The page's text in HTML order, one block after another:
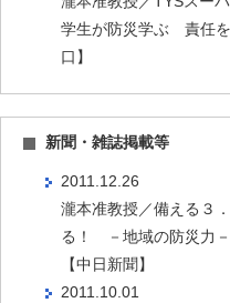
学生が防災学ぶ 責任
口】
新聞・雑誌掲載等
2011.12.26
瀧本准教授／備える３
る！ －地域の防災力
【中日新聞】
2011.10.01